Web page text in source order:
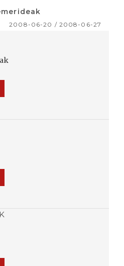
2008-06-20 / 2008-06-27